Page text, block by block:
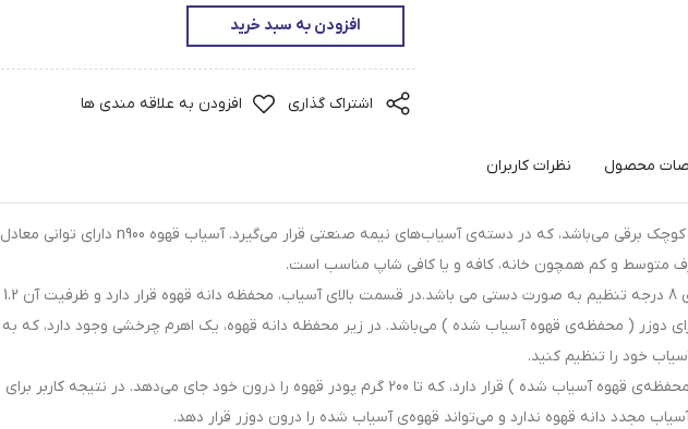
افزودن به سبد خرید
اشتراک گذاری افزودن به علاقه مندی ها
محصول نظرات کاربران
آسیاب قهوه N900 یک دستگاه کوچک برقی می‌باشد، که در دسته‌ی آسیاب‌های نیمه صنعتی قرار می‌گیرد. آسیاب قهوه n900 دارای توانی معادل
عملکرد آسیاب قهوه n900 دارای 8 درجه تنظیم به صورت دستی می باشد.در قسمت بالای آسیاب، محفظه‌ دانه قهوه قرار دارد و ظرفیت آن 1.2
دوزر ( محفظه‌ی قهوه آسیاب شده ) می‌باشد. در زیر محفظه‌ دانه قهوه، یک اهرم چرخشی وجود دارد، که به
خود را تنظیم کنید.
در قسمت پایین‌تر آن دوزر ( محفظه‌ی قهوه آسیاب شده ) قرار دارد، که تا 200 گرم پودر قهوه را درون خود جای می‌دهد. در نتیجه کاربر برای
مجدد دانه قهوه ندارد و می‌تواند قهوه‌ی آسیاب شده را درون دوزر قرار دهد.